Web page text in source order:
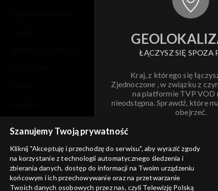
ŁĄCZYSZ SIĘ SPOZA
Kraj, z którego się
Zjednoczone , w związku z
na platformie TVP VOD
nieodstępna. Sprawdź, które
obejrzeć.
ANULUJ
informacje o dostawcy usług
Szanujemy Twoją prywatność
Kliknij "Akceptuję i przechodzę do serwisu", aby wyrazić zgody
na korzystanie z technologii automatycznego śledzenia i
zbierania danych, dostęp do informacji na Twoim urządzeniu
końcowym i ich przechowywanie oraz na przetwarzanie
Twoich danych osobowych przez nas, czyli Telewizję Polską